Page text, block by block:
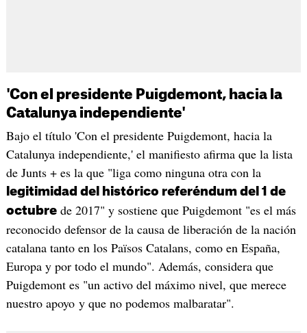
'Con el presidente Puigdemont, hacia la
Catalunya independiente'
Bajo el título 'Con el presidente Puigdemont, hacia la
Catalunya independiente,' el manifiesto afirma que la lista
de Junts + es la que "liga como ninguna otra con la
legitimidad del histórico referéndum del 1 de
octubrede 2017" y sostiene que Puigdemont "es el más
reconocido defensor de la causa de liberación de la nación
catalana tanto en los Països Catalans, como en España,
Europa y por todo el mundo". Además, considera que
Puigdemont es "un activo del máximo nivel, que merece
nuestro apoyo y que no podemos malbaratar".